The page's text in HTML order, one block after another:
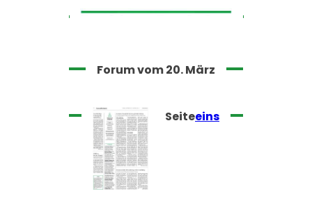
Forum vom 20. März
Seiteeins